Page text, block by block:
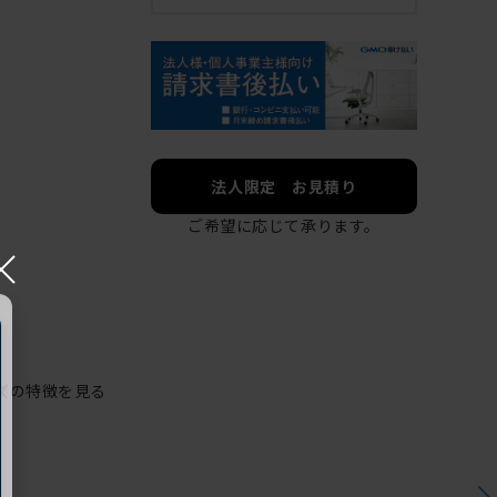
法人限定 お見積り
ご希望に応じて承ります。
の特徴を見る